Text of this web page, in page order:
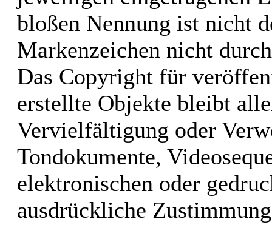
bloßen Nennung ist nicht
Markenzeichen nicht
Das Copyright für
erstellte Objekte bleibt
Vervielfältigung oder
Tondokumente,
elektronischen oder
ausdrückliche